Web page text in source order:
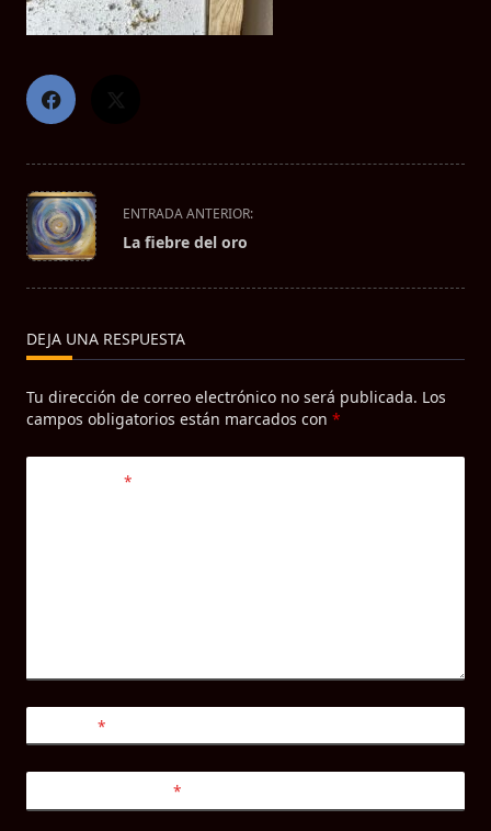
<span
class="nav-
subtitle
screen-
text">Página</span>
ENTRADA ANTERIOR:
La fiebre del oro
DEJA UNA RESPUESTA
Tu dirección de correo electrónico no será publicada. Los
campos obligatorios están marcados con *
*
*
*